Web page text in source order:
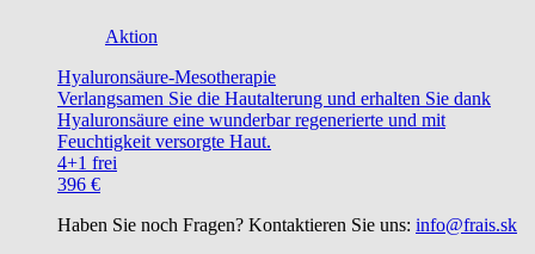
Aktion
Hyaluronsäure-Mesotherapie
Verlangsamen Sie die Hautalterung und erhalten Sie dank
Hyaluronsäure eine wunderbar regenerierte und mit
Feuchtigkeit versorgte Haut.
4+1 frei
396 €
Haben Sie noch Fragen? Kontaktieren Sie uns: info@frais.sk